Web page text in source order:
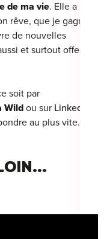
de ma vie. Elle a non
rêve, que je gagne
de nouvelles
et surtout offert
soit par
Wildou sur LinkedIn
au plus vite.